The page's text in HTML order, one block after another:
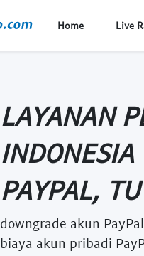
Home Live
LAYANAN
PAYPAL,
downgrade akun
biaya akun pribadi